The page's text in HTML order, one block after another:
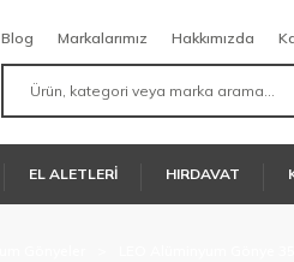
Blog Markalarımız Hakkımızda
EL ALETLERİ HIRDAVAT